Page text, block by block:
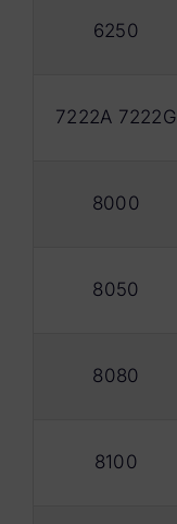
6250
7222A 7222G
8000
8050
8080
8100